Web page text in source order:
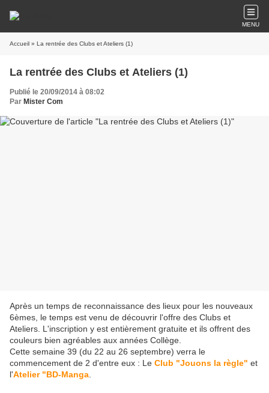
MENU
Accueil » La rentrée des Clubs et Ateliers (1)
La rentrée des Clubs et Ateliers (1)
Publié le 20/09/2014 à 08:02
Par Mister Com
Après un temps de reconnaissance des lieux pour les nouveaux
6èmes, le temps est venu de découvrir l'offre des Clubs et
Ateliers. L'inscription y est entièrement gratuite et ils offrent des
couleurs bien agréables aux années Collège.
Cette semaine 39 (du 22 au 26 septembre) verra le
commencement de 2 d'entre eux : Le Club "Jouons la règle" et
l'Atelier "BD-Manga